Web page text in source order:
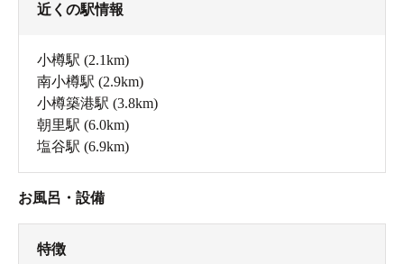
近くの駅情報
小樽駅 (2.1km)
南小樽駅 (2.9km)
小樽築港駅 (3.8km)
朝里駅 (6.0km)
塩谷駅 (6.9km)
お風呂・設備
特徴